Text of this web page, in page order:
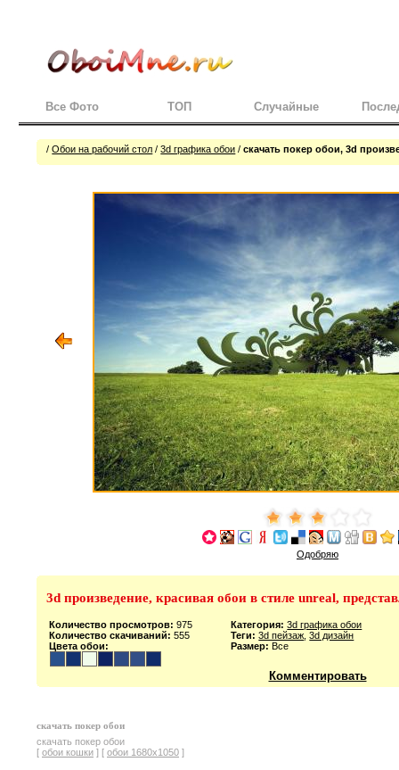
Все Фото ТОП Случайные
/Обои на рабочий стол /3d графика обои /скачать покер обои, 3d
Одобряю
3d произведение, красивая обои в стиле unreal,
Количество просмотров: 975
Количество скачиваний: 555
Цвета обои:
Категория: 3d графика обои
Теги: 3d пейзаж ,3d дизайн
Размер: Все
Комментировать
скачать покер обои
скачать покер обои
[ обои кошки ] [ обои 1680х1050 ]